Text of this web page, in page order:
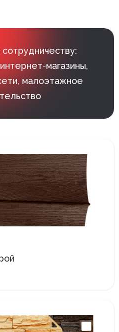
магазины,
малоэтажное